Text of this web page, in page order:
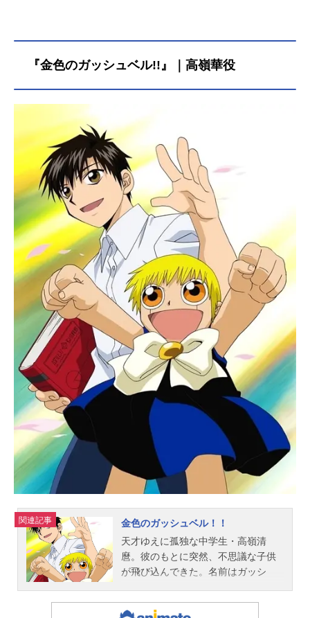
島忠夫：堀川亮おキヌ：國府田マリ
子：西原久美子Ｄｒ．カオス：千葉
ッフ原作：椎名高志（小学館「少年
サンデーコミックス」刊）プロデュ
ーサー：平尾知也（ABC） 亀山泰
夫（ASATSU） 籏野義文 関弘美
シリーズディレクター：梅澤淳稔シ
リーズ構成：松井亜弥キャラクター
デザイン：青山充美術デザイン：浦
田又治音楽：佐橋俊彦製作担当：藤
本芳弘アニメーション制作：東映ア
ニメーション主題歌OP：「GHOSTS
WEEPER」...
『金色のガッシュベル!!』｜高嶺華役
関連記事
金色のガッシュベル！！
天才ゆえに孤独な中学生・高嶺清
麿。彼のもとに突然、不思議な子供
が飛び込んできた。名前はガッシ
ガッシュは世界中に送り込まれた百